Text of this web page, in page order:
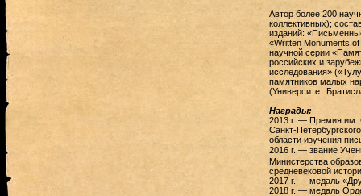
Автор более 200
коллективных);
изданий:
«Written Monuments
научной серии
российских и
исследования»
памятников малых
(Университет
Награды:
2013 г. — Премия им.
Санкт-
области изучения
2016 г. — звание
Министерства
средневековой
2017 г. — медаль
2018 г. — медаль